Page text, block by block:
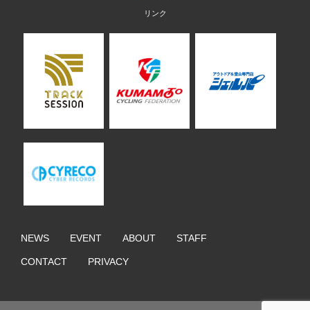
NEWS EVENT ABOUT STAFF
CONTACT PRIVACY